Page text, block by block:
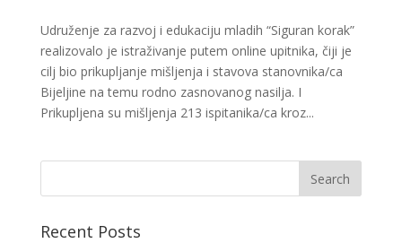
Udruženje za razvoj i edukaciju mladih “Siguran korak”
realizovalo je istraživanje putem online upitnika, čiji je
cilj bio prikupljanje mišljenja i stavova stanovnika/ca
Bijeljine na temu rodno zasnovanog nasilja. I
Prikupljena su mišljenja 213 ispitanika/ca kroz...
Recent Posts